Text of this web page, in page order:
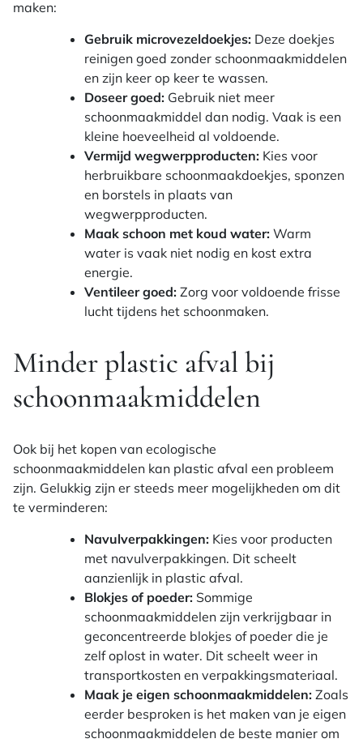
maken:
Gebruik microvezeldoekjes: Deze doekjes
reinigen goed zonder schoonmaakmiddelen
en zijn keer op keer te wassen.
Doseer goed: Gebruik niet meer
schoonmaakmiddel dan nodig. Vaak is een
kleine hoeveelheid al voldoende.
Vermijd wegwerpproducten: Kies voor
herbruikbare schoonmaakdoekjes, sponzen
en borstels in plaats van
wegwerpproducten.
Maak schoon met koud water: Warm
water is vaak niet nodig en kost extra
energie.
Ventileer goed: Zorg voor voldoende frisse
lucht tijdens het schoonmaken.
Minder plastic afval bij
schoonmaakmiddelen
Ook bij het kopen van ecologische
schoonmaakmiddelen kan plastic afval een probleem
zijn. Gelukkig zijn er steeds meer mogelijkheden om dit
te verminderen:
Navulverpakkingen: Kies voor producten
met navulverpakkingen. Dit scheelt
aanzienlijk in plastic afval.
Blokjes of poeder: Sommige
schoonmaakmiddelen zijn verkrijgbaar in
geconcentreerde blokjes of poeder die je
zelf oplost in water. Dit scheelt weer in
transportkosten en verpakkingsmateriaal.
Maak je eigen schoonmaakmiddelen: Zoals
eerder besproken is het maken van je eigen
schoonmaakmiddelen de beste manier om